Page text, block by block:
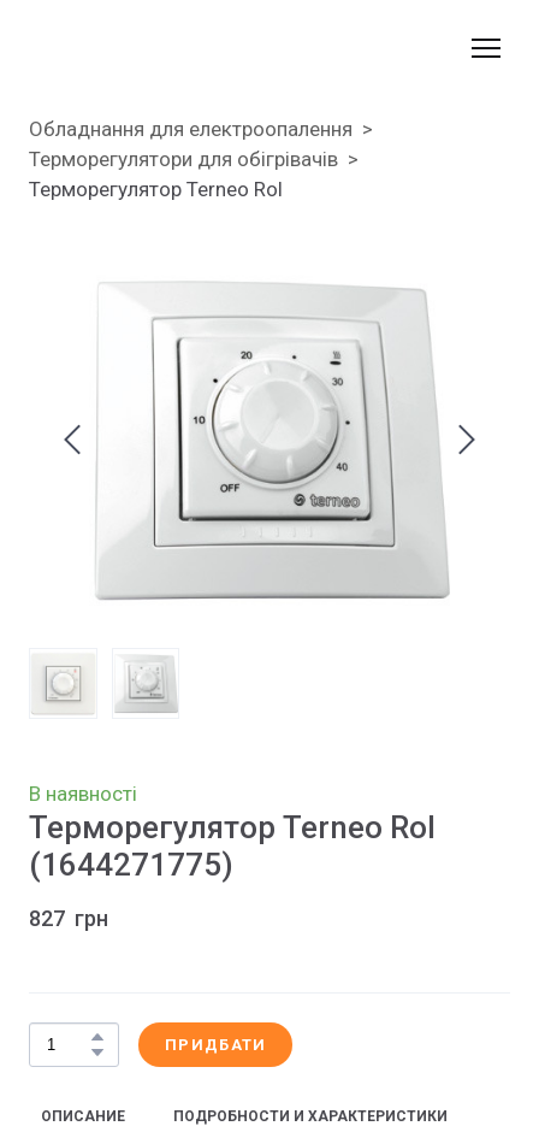
Обладнання для електроопалення
Терморегулятори для обігрівачів
Терморегулятор Terneo Rol
В наявності
Терморегулятор Terneo Rol
(1644271775)
827  грн
ПРИДБАТИ
ОПИСАНИЕ ПОДРОБНОСТИ И ХАРАКТЕРИСТИКИ